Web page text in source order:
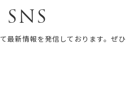
SNS
最新情報を発信しております。ぜひ